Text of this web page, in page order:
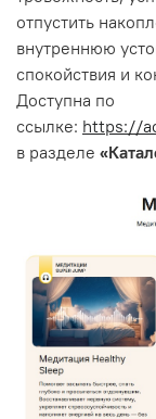
отпустить
внутреннюю
спокойствия и
Доступна по
ссылке: https://
в разделе